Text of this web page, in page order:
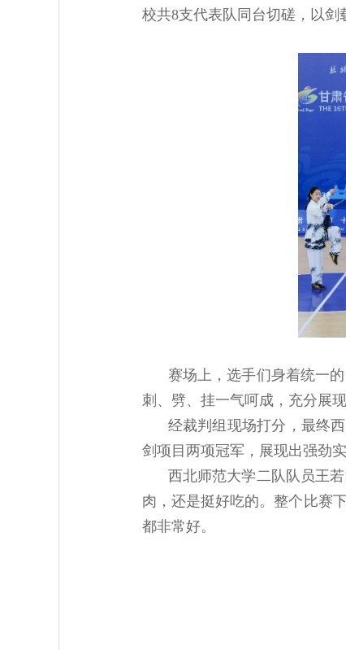
校共8支代表队同台切磋，以剑
赛场上，选手们身着统一
刺、劈、挂一气呵成，充分展
经裁判组现场打分，最终
剑项目两项冠军，展现出强劲
西北师范大学二队队员王
肉，还是挺好吃的。整个比赛
都非常好。